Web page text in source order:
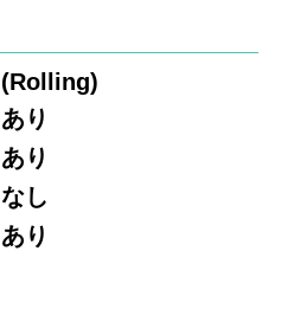
(Rolling)
あり
あり
なし
あり